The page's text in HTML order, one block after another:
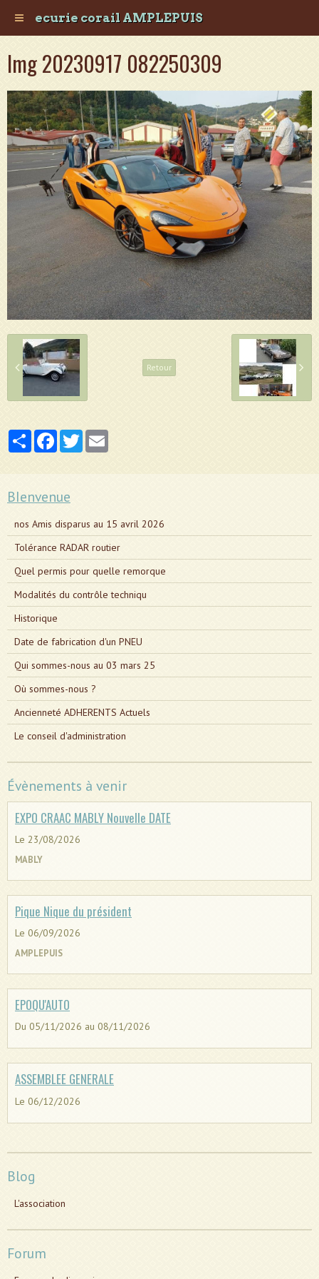
ecurie corail AMPLEPUIS
Img 20230917 082250309
Retour
PartagerFacebookTwitterEmail
BIenvenue
nos Amis disparus au 15 avril 2026
Tolérance RADAR routier
Quel permis pour quelle remorque
Modalités du contrôle techniqu
Historique
Date de fabrication d'un PNEU
Qui sommes-nous au 03 mars 25
Où sommes-nous ?
Ancienneté ADHERENTS Actuels
Le conseil d'administration
Évènements à venir
EXPO CRAAC MABLY Nouvelle DATE
Le 23/08/2026
MABLY
Pique Nique du président
Le 06/09/2026
AMPLEPUIS
EPOQU'AUTO
Du 05/11/2026 au 08/11/2026
ASSEMBLEE GENERALE
Le 06/12/2026
Blog
L'association
Forum